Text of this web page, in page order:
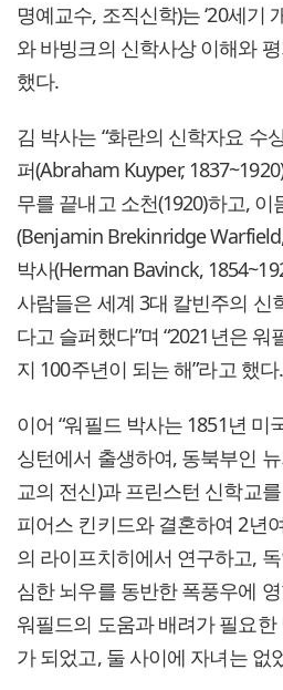
명예교수, 조직신학)는 ‘20세기
와 바빙크의 신학사상 이해와
했다.
김 박사는 “화란의 신학자요 수
퍼(Abraham Kuyper,
무를 끝내고 소천(1920)하고, 이
(Benjamin Brekinridge
박사(Herman Bavinck,
사람들은 세계 3대 칼빈주의 신
다고 슬퍼했다”며 “2021년은
지 100주년이 되는 해”라고 했다.
이어 “워필드 박사는 1851년 미
싱턴에서 출생하여, 동북부인
교의 전신)과 프린스턴 신학교
피어스 킨키드와 결혼하여 2년
의 라이프치히에서 연구하고,
심한 뇌우를 동반한 폭풍우에
워필드의 도움과 배려가 필요한
가 되었고, 둘 사이에 자녀는 없